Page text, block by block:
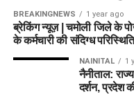
BREAKINGNEWS 1 year ago
ब्रेकिंग न्यूज़ | चमोली जिले के
के कर्मचारी की संदिग्ध
NAINITAL 1
नैनीताल:
दर्शन, प्रदेश